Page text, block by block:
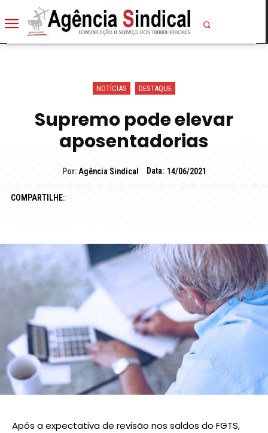
NOTÍCIAS DESTAQUE
Supremo pode elevar
aposentadorias
Por: Agência Sindical Data: 14/06/2021
COMPARTILHE:
Após a expectativa de revisão nos saldos do FGTS,